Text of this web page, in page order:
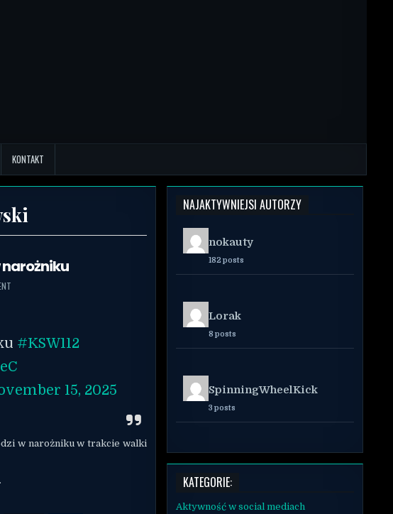
KONTAKT
#KSW112
15, 2025
w narożniku w trakcie walki
NAJAKTYWNIEJSI AUTORZY
nokauty
182 posts
Lorak
8 posts
SpinningWheelKick
3 posts
KATEGORIE:
Aktywność w social mediach